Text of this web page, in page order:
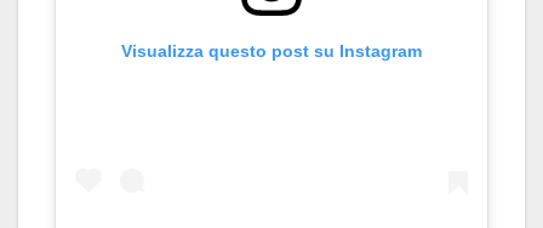
Visualizza questo post su Instagram